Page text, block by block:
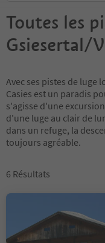
Toutes les
Gsiesertal/
Avec ses pistes de luge
Casies est un paradis
s'agisse d'une
d'une luge au clair de
dans un refuge, la
toujours agréable.
6 Résultats